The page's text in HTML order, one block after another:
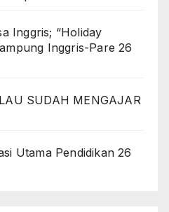
Inggris; “Holiday
Inggris-Pare 26
SUDAH MENGAJAR
Utama Pendidikan 26